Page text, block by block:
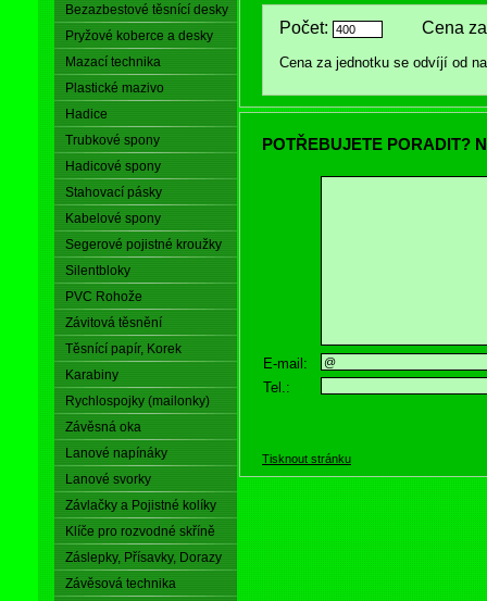
Bezazbestové těsnící desky
Pryžové koberce a desky
Mazací technika
Plastické mazivo
Hadice
Trubkové spony
Hadicové spony
Stahovací pásky
Kabelové spony
Segerové pojistné kroužky
Silentbloky
PVC Rohože
Závitová těsnění
Těsnící papír, Korek
Karabiny
Rychlospojky (mailonky)
Závěsná oka
Lanové napínáky
Lanové svorky
Závlačky a Pojistné kolíky
Klíče pro rozvodné skříně
Záslepky, Přísavky, Dorazy
Závěsová technika
Počet: Cena za
Cena za jednotku se odvíjí od
POTŘEBUJETE PORADIT?
E-mail:
Tel.:
Tisknout stránku